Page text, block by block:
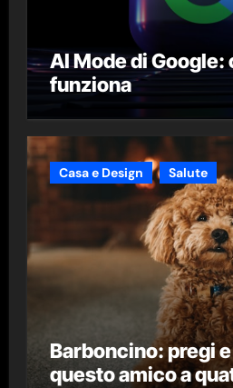
AI Mode di Google:
funziona
Casa e Design Salute
Barboncino: pregi
questo amico a